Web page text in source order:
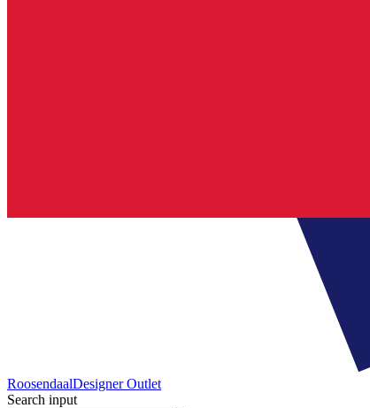
RoosendaalDesigner Outlet
Search input